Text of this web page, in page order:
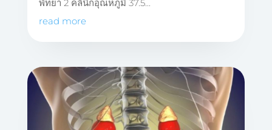
พัทยา 2 คลินิกอุณหภูมิ 37.5...
read more